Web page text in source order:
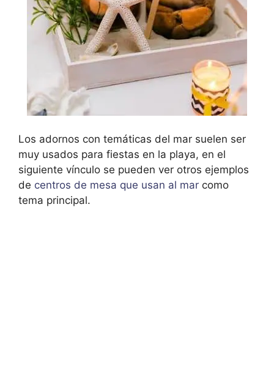
Los adornos con temáticas del mar suelen ser
muy usados para fiestas en la playa, en el
siguiente vínculo se pueden ver otros ejemplos
de centros de mesa que usan al mar como
tema principal.